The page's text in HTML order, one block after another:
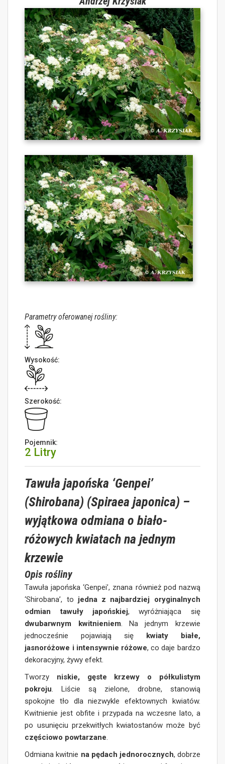
Parametry oferowanej rośliny:
Wysokość:
Szerokość:
Pojemnik:
2 Litry
Tawuła japońska ‘Genpei’
(Shirobana) (Spiraea japonica) –
wyjątkowa odmiana o biało-
różowych kwiatach na jednym
krzewie
Opis rośliny
Tawuła japońska ‘Genpei’, znana również pod nazwą
‘Shirobana’, to jedna z najbardziej oryginalnych
odmian tawuły japońskiej, wyróżniająca się
dwubarwnym kwitnieniem. Na jednym krzewie
jednocześnie pojawiają się
kwiaty białe,
jasnoróżowe i intensywnie różowe, co daje bardzo
dekoracyjny, żywy efekt.
Tworzy niskie, gęste krzewy o półkulistym
pokroju. Liście są zielone, drobne, stanowią
spokojne tło dla niezwykle efektownych kwiatów.
Kwitnienie jest obfite i przypada na wczesne lato, a
po usunięciu przekwitłych kwiatostanów może być
częściowo powtarzane.
Odmiana kwitnie na pędach jednorocznych, dobrze